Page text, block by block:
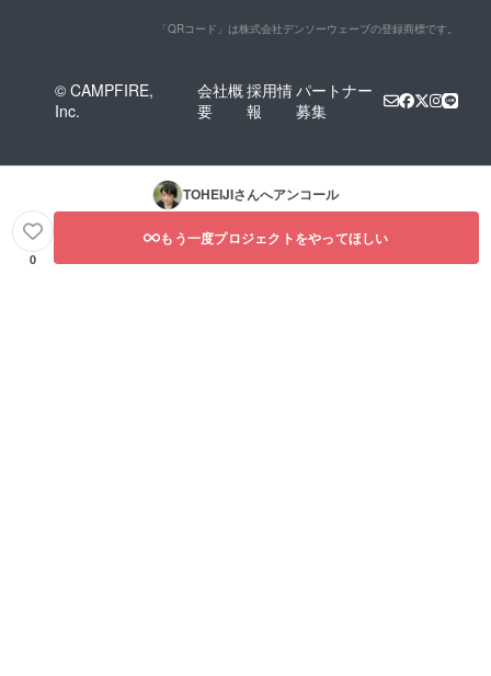
「QRコード」は株式会社デンソーウェーブの登録商標です。
© CAMPFIRE,
Inc.
会社概
要
採用情
報
パートナー
募集
TOHEIJIさんへアンコール
0
もう一度プロジェクトをやってほしい